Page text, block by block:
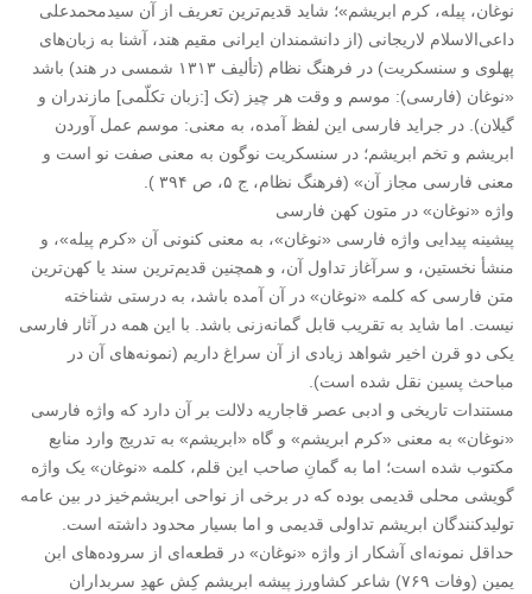
نوغان، پیله، کرم ابریشم»؛ شاید قدیم‌ترین تعریف از آن سیدمحمدعلی
داعی‌الاسلام لاریجانی (از دانشمندان ایرانی مقیم هند، آشنا به زبان‌های
پهلوی و سنسکریت) در فرهنگ نظام (تألیف ۱۳۱۳ شمسی در هند) باشد
«نوغان (فارسی): موسم و وقت هر چیز (تک ‏‎]‎‏:زبان تکلّمی‏‎[‎‏ مازندران و
گیلان). در جراید فارسی این لفظ آمده، به معنی: موسم عمل آوردن
ابریشم و تخم ابریشم؛ در سنسکریت نوگون به معنی صفت نو است و
معنی فارسی مجاز آن» (فرهنگ نظام، ج ۵، ص ۳۹۴ ).
واژه «نوغان» در متون کهن فارسی
پیشینه پیدایی واژه فارسی «نوغان»، به معنی کنونی آن «کرم پیله»، و
منشأ نخستین، و سرآغاز تداول آن، و همچنین قدیم‌ترین سند یا کهن‌ترین
متن فارسی که کلمه «نوغان» در آن آمده باشد، به درستی شناخته
نیست. اما شاید به تقریب قابل گمانه‌زنی باشد. با این همه در آثار فارسی
یکی دو قرن اخیر شواهد زیادی از آن سراغ داریم (نمونه‌های آن در
مباحث پسین نقل شده است).
مستندات تاریخی و ادبی عصر قاجاریه دلالت بر آن دارد که واژه فارسی
«نوغان» به معنی «کرم ابریشم» و گاه «ابریشم» به تدریج وارد منابع
مکتوب شده است؛ اما به گمانِ صاحب این قلم، کلمه «نوغان» یک واژه
گویشی محلی قدیمی بوده که در برخی از نواحی ابریشم‌خیز در بین عامه
تولید‌کنندگان ابریشم تداولی قدیمی‌ و اما بسیار محدود داشته است.
حداقل نمونه‌ای آشکار از واژه «نوغان» در قطعه‌ای از سروده‌های ابن
یمین (وفات ۷۶۹) شاعر کشاورز پیشه ابریشم کِش عهدِ سربداران